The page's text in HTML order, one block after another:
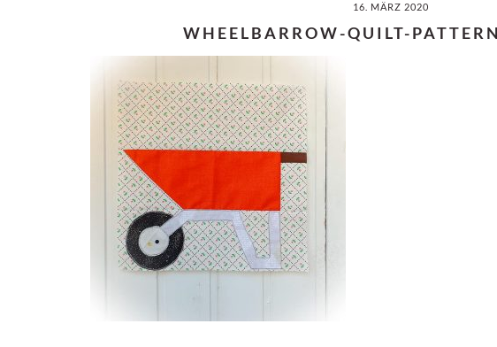
16. MÄRZ 2020
WHEELBARROW-QUILT-